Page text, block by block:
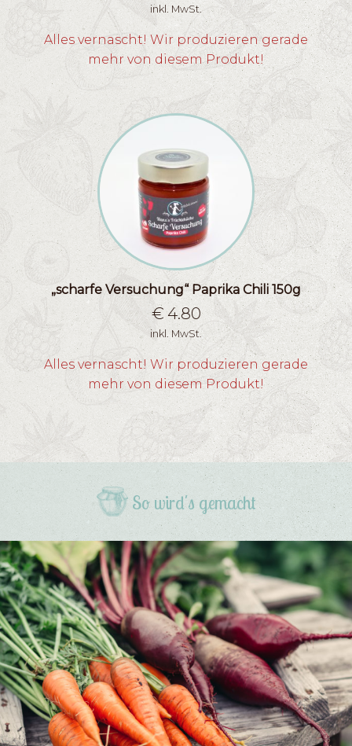
inkl. MwSt.
Alles vernascht! Wir produzieren gerade
mehr von diesem Produkt!
„scharfe Versuchung“ Paprika Chili 150g
€4.80
inkl. MwSt.
Alles vernascht! Wir produzieren gerade
mehr von diesem Produkt!
So wird's gemacht